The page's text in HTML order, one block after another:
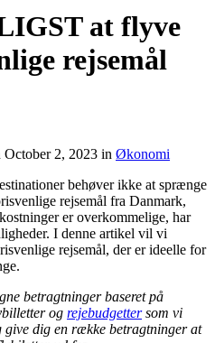
at flyve
rejsemål
October 2, 2023 in Økonomi
behøver ikke at sprænge
rejsemål fra Danmark,
er overkommelige, har
I denne artikel vil vi
rejsemål, der er ideelle for
betragtninger baseret på
og rejebudgettersom vi
dig en række betragtninger at